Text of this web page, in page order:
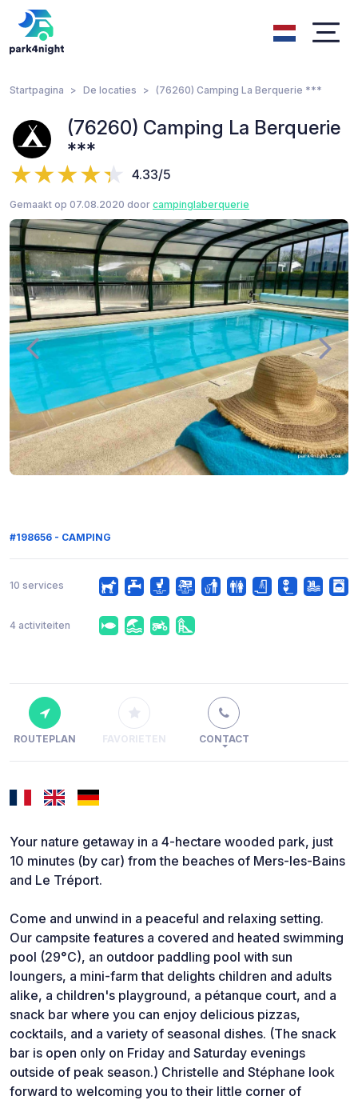
Startpagina De locaties (76260) Camping La Berquerie ***
(76260) Camping La Berquerie
***
4.33/5
Gemaakt op 07.08.2020 door campinglaberquerie
#198656 - CAMPING
10 services
4 activiteiten
ROUTEPLAN FAVORIETEN CONTACT
Your nature getaway in a 4-hectare wooded park, just
10 minutes (by car) from the beaches of Mers-les-Bains
and Le Tréport.
Come and unwind in a peaceful and relaxing setting.
Our campsite features a covered and heated swimming
pool (29°C), an outdoor paddling pool with sun
loungers, a mini-farm that delights children and adults
alike, a children's playground, a pétanque court, and a
snack bar where you can enjoy delicious pizzas,
cocktails, and a variety of seasonal dishes. (The snack
bar is open only on Friday and Saturday evenings
outside of peak season.) Christelle and Stéphane look
forward to welcoming you to their little corner of